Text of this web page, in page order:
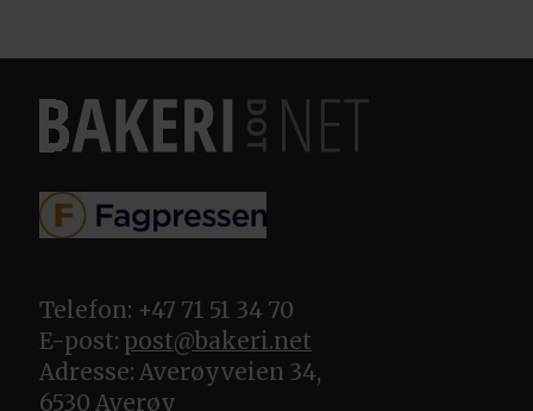
Telefon: +47 71 51 34 70
E-post: post@bakeri.net
Adresse: Averøyveien 34,
6530 Averøy